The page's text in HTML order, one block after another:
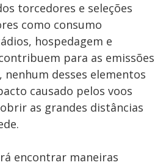
torcedores e seleções
como consumo
hospedagem e
para as emissões
desses elementos
causado pelos voos
as grandes distâncias
encontrar maneiras